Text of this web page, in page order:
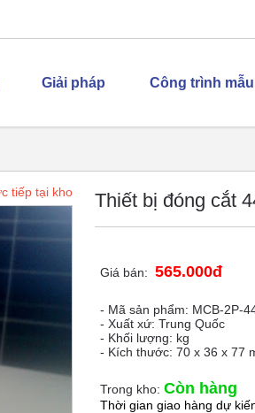
Giải pháp Công trình mẫu
tiếp tại kho Thiết bị đóng cắt
Giá bán: 565.000đ
- Mã sản phẩm: MCB-2P-
- Xuất xứ: Trung Quốc
- Khối lượng: kg
- Kích thước: 70 x 36 x 77
Trong kho: Còn hàng
Thời gian giao hàng dự